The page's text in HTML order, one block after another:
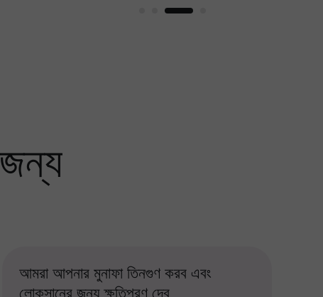
আমরা আপনার মুনাফা তিনগুণ করব এবং
লোকসানের জন্য ক্ষতিপূরণ দেব